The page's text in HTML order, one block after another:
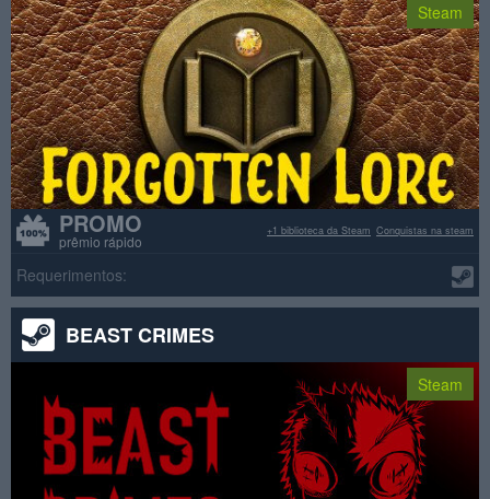
Steam
PROMO
prêmio rápido
Conquistas na steam
+1 biblioteca da Steam
Requerimentos:
BEAST CRIMES
Steam